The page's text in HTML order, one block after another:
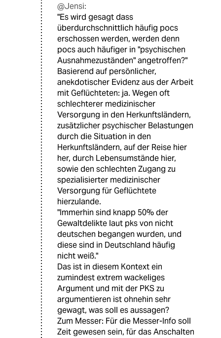
@Jensi:
"Es wird gesagt dass
überdurchschnittlich häufig pocs
erschossen werden, werden denn
pocs auch häufiger in "psychischen
Ausnahmezuständen" angetroffen?"
Basierend auf persönlicher,
anekdotischer Evidenz aus der Arbeit
mit Geflüchteten: ja. Wegen oft
schlechterer medizinischer
Versorgung in den Herkunftsländern,
zusätzlicher psychischer Belastungen
durch die Situation in den
Herkunftsländern, auf der Reise hier
her, durch Lebensumstände hier,
sowie den schlechten Zugang zu
spezialisierter medizinischer
Versorgung für Geflüchtete
hierzulande.
"Immerhin sind knapp 50% der
Gewaltdelikte laut pks von nicht
deutschen begangen wurden, und
diese sind in Deutschland häufig
nicht weiß."
Das ist in diesem Kontext ein
zumindest extrem wackeliges
Argument und mit der PKS zu
argumentieren ist ohnehin sehr
gewagt, was soll es aussagen?
Zum Messer: Für die Messer-Info soll
Zeit gewesen sein, für das Anschalten